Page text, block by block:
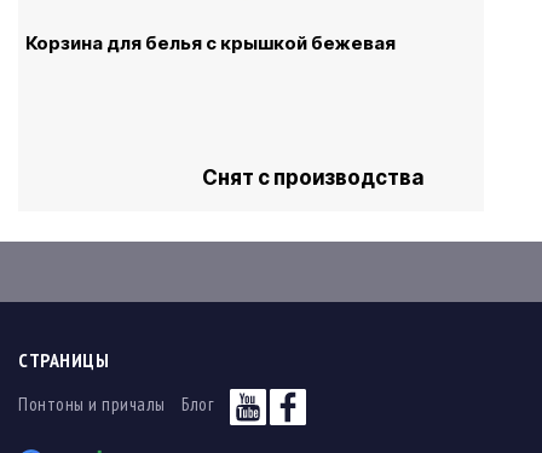
Корзина для белья с крышкой бежевая
Снят с производства
СТРАНИЦЫ
Понтоны и причалы Блог